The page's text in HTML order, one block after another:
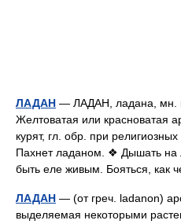
ЛАДАН — ЛАДАН, ладана, мн.
Желтоватая или красноватая
курят, гл. обр. при
Пахнет ладаном. ❖ Дышать на
быть еле живым. Бояться, как
ЛАДАН — (от греч. ladanon)
выделяемая некоторыми